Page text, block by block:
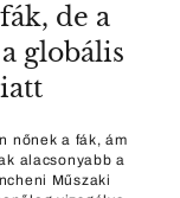
de a
globális
nőnek a fák, ám
alacsonyabb a
Műszaki